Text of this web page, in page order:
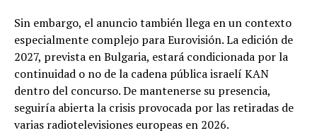
Sin embargo, el anuncio también llega en un contexto
especialmente complejo para Eurovisión. La edición de
2027, prevista en Bulgaria, estará condicionada por la
continuidad o no de la cadena pública israelí KAN
dentro del concurso. De mantenerse su presencia,
seguiría abierta la crisis provocada por las retiradas de
varias radiotelevisiones europeas en 2026.